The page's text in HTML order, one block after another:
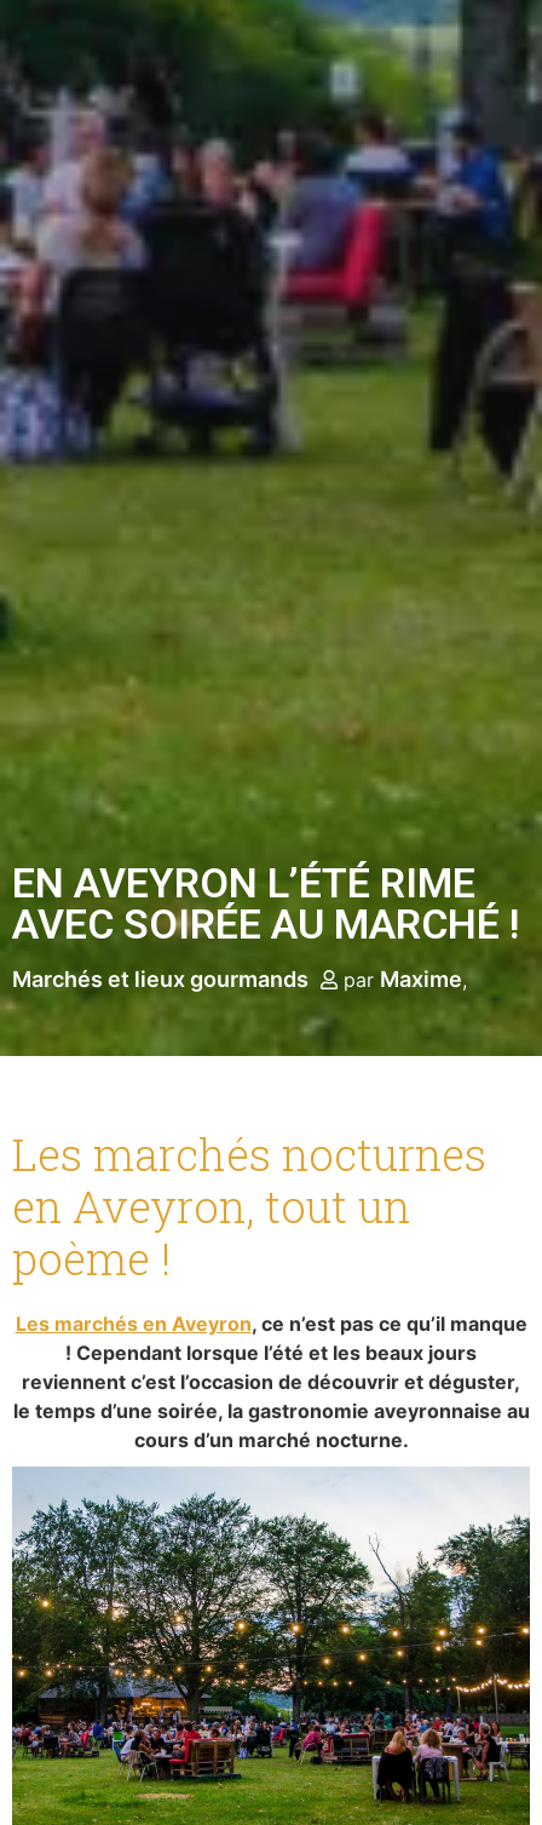
EN AVEYRON L’ÉTÉ RIME
AVEC SOIRÉE AU MARCHÉ !
Marchés et lieux gourmands par Maxime
Les marchés nocturnes
en Aveyron, tout un
poème !
Les marchés en Aveyron, ce n’est pas ce qu’il manque
! Cependant lorsque l’été et les beaux jours
reviennent c’est l’occasion de découvrir et déguster,
le temps d’une soirée, la gastronomie aveyronnaise au
cours d’un marché nocturne.